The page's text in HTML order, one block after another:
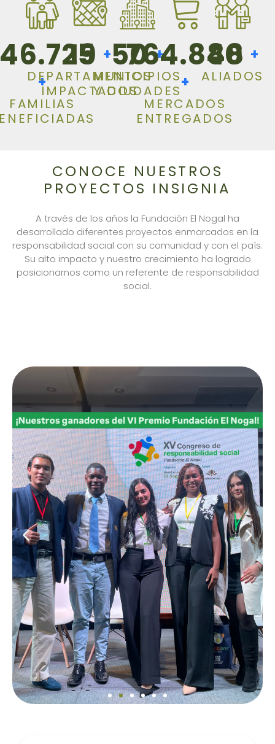
+
FAMILIAS
19 +
DEPARTAMENTOS
IMPACTADOS
50 +
MUNICIPIOS
Y CIUDADES
764.848
+
MERCADOS
ENTREGADOS
80 +
ALIADOS
CONOCE NUESTROS
PROYECTOS INSIGNIA
A través de los años la Fundación El Nogal ha
desarrollado diferentes proyectos enmarcados en la
responsabilidad social con su comunidad y con el país.
Su alto impacto y nuestro crecimiento ha logrado
posicionarnos como un referente de responsabilidad
social.